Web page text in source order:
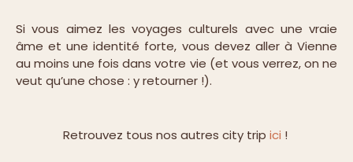
Si vous aimez les voyages culturels avec une vraie
âme et une identité forte, vous devez aller à Vienne
au moins une fois dans votre vie (et vous verrez, on ne
veut qu’une chose : y retourner !).
Retrouvez tous nos autres city trip ici !